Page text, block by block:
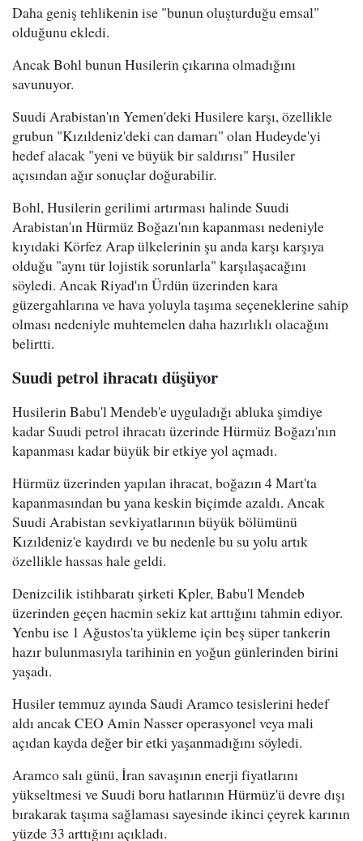
Daha geniş tehlikenin ise "bunun oluşturduğu emsal"
olduğunu ekledi.
Ancak Bohl bunun Husilerin çıkarına olmadığını
savunuyor.
Suudi Arabistan'ın Yemen'deki Husilere karşı, özellikle
grubun "Kızıldeniz'deki can damarı" olan Hudeyde'yi
hedef alacak "yeni ve büyük bir saldırısı" Husiler
açısından ağır sonuçlar doğurabilir.
Bohl, Husilerin gerilimi artırması halinde Suudi
Arabistan'ın Hürmüz Boğazı'nın kapanması nedeniyle
kıyıdaki Körfez Arap ülkelerinin şu anda karşı karşıya
olduğu "aynı tür lojistik sorunlarla" karşılaşacağını
söyledi. Ancak Riyad'ın Ürdün üzerinden kara
güzergahlarına ve hava yoluyla taşıma seçeneklerine sahip
olması nedeniyle muhtemelen daha hazırlıklı olacağını
belirtti.
Suudi petrol ihracatı düşüyor
Husilerin Babu'l Mendeb'e uyguladığı abluka şimdiye
kadar Suudi petrol ihracatı üzerinde Hürmüz Boğazı'nın
kapanması kadar büyük bir etkiye yol açmadı.
Hürmüz üzerinden yapılan ihracat, boğazın 4 Mart'ta
kapanmasından bu yana keskin biçimde azaldı. Ancak
Suudi Arabistan sevkiyatlarının büyük bölümünü
Kızıldeniz'e kaydırdı ve bu nedenle bu su yolu artık
özellikle hassas hale geldi.
Denizcilik istihbaratı şirketi Kpler, Babu'l Mendeb
üzerinden geçen hacmin sekiz kat arttığını tahmin ediyor.
Yenbu ise 1 Ağustos'ta yükleme için beş süper tankerin
hazır bulunmasıyla tarihinin en yoğun günlerinden birini
yaşadı.
Husiler temmuz ayında Saudi Aramco tesislerini hedef
aldı ancak CEO Amin Nasser operasyonel veya mali
açıdan kayda değer bir etki yaşanmadığını söyledi.
Aramco salı günü, İran savaşının enerji fiyatlarını
yükseltmesi ve Suudi boru hatlarının Hürmüz'ü devre dışı
bırakarak taşıma sağlaması sayesinde ikinci çeyrek karının
yüzde 33 arttığını açıkladı.